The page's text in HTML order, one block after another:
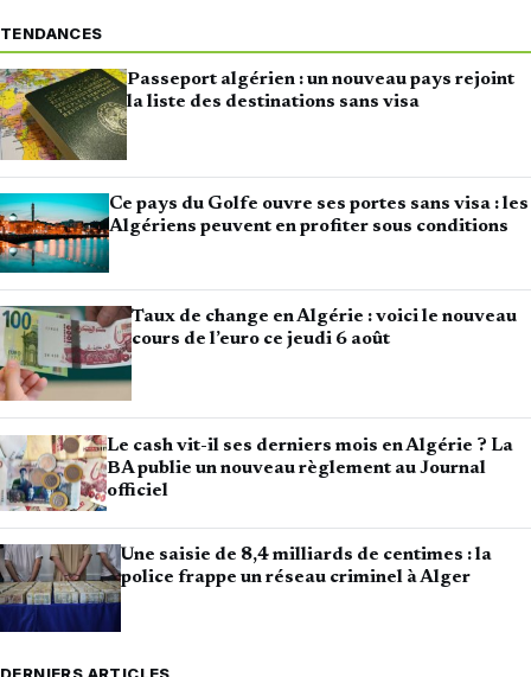
TENDANCES
Passeport algérien : un nouveau pays rejoint
la liste des destinations sans visa
Ce pays du Golfe ouvre ses portes sans visa : les
Algériens peuvent en profiter sous conditions
Taux de change en Algérie : voici le nouveau
cours de l’euro ce jeudi 6 août
Le cash vit-il ses derniers mois en Algérie ? La
BA publie un nouveau règlement au Journal
officiel
Une saisie de 8,4 milliards de centimes : la
police frappe un réseau criminel à Alger